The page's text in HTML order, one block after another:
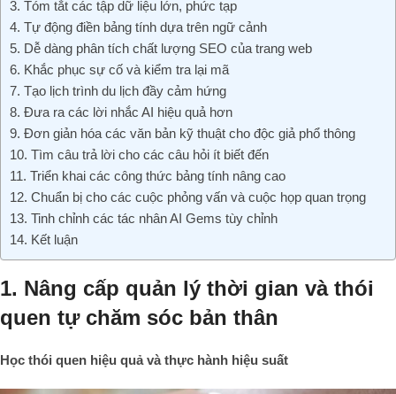
3. Tóm tắt các tập dữ liệu lớn, phức tạp
4. Tự động điền bảng tính dựa trên ngữ cảnh
5. Dễ dàng phân tích chất lượng SEO của trang web
6. Khắc phục sự cố và kiểm tra lại mã
7. Tạo lịch trình du lịch đầy cảm hứng
8. Đưa ra các lời nhắc AI hiệu quả hơn
9. Đơn giản hóa các văn bản kỹ thuật cho độc giả phổ thông
10. Tìm câu trả lời cho các câu hỏi ít biết đến
11. Triển khai các công thức bảng tính nâng cao
12. Chuẩn bị cho các cuộc phỏng vấn và cuộc họp quan trọng
13. Tinh chỉnh các tác nhân AI Gems tùy chỉnh
14. Kết luận
1. Nâng cấp quản lý thời gian và thói
quen tự chăm sóc bản thân
Học thói quen hiệu quả và thực hành hiệu suất